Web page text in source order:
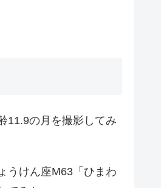
11.9の月を撮影してみ
うけん座M63「ひまわ